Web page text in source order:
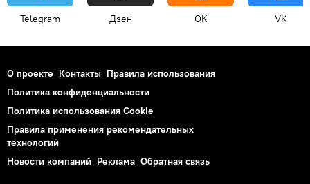
Telegram Дзен OK VK
О проекте Контакты Правила использования
Политика конфиденциальности
Политика использования Cookie
Правила применения рекомендательных
технологий
Новости компаний Реклама Обратная связь